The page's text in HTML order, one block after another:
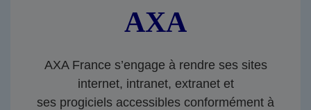
AXA
AXA France s’engage à rendre ses sites
internet, intranet, extranet et
ses progiciels accessibles conformément à